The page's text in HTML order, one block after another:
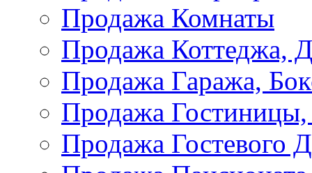
Продажа Комнаты
Продажа Коттеджа,
Продажа Гаража,
Продажа
Продажа Гостевого